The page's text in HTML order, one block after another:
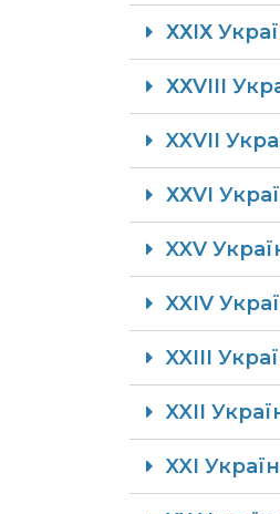
ХХIХ
ХХVIII
XXVII
​​ХХVІ
​​XXV
​​XXIV
​​XXIII
XXII
XXI